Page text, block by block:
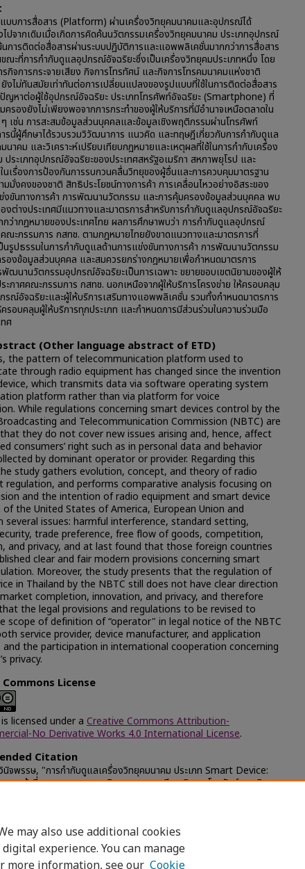
บบการสื่อสาร (Platform) ผ่านเครื่องวิทยุคมนาคมและอุปกรณ์ได้
ปจากเดิมเมื่อเกิดการคิดค้นนวัตกรรมเครื่องวิทยุคมนาคม ประเภทอุปกรณ์
นการติดต่อสื่อสารผ่านระบบปฏิบัติการและแอพพลิเคชั่นมากกว่าการสื่อสาร
ขณะที่การกำกับดูแลอุปกรณ์อัจฉริยะซึ่งเป็นเครื่องวิทยุคมประเภทหนึ่ง โดย
กิจการกระจายเสียง กิจการโทรทัศน์ และกิจการโทรคมนาคมแห่งชาติ
งไม่ทันสมัยเท่าทันต่อการเปลี่ยนแปลงของรูปแบบที่ใช้ในการติดต่อสื่อสาร
ญหาต่อผู้ใช้อุปกรณ์อัจฉริยะ ประเภทโทรศัพท์อัจฉริยะ (Smartphone) ที่
ครองยังไม่เพียงพอจากการกระทำของผู้ให้บริการที่มีอำนาจเหนือตลาดใน
เช่น การสะสมข้อมูลส่วนบุคคลและข้อมูลเชิงพฤติกรรมผ่านโทรศัพท์
ารนี้ผู้ศึกษาได้รวบรวมวิวัฒนาการ แนวคิด และทฤษฎีเกี่ยวกับการกำกับดูแล
นาคม และวิเคราะห์เปรียบเทียบกฎหมายและเหตุผลที่ใช้ในการกำกับเครื่อง
ประเภทอุปกรณ์อัจฉริยะของประเทศสหรัฐอเมริกา สหภาพยุโรป และ
นเรื่องการป้องกันการรบกวนคลื่นวิทยุของผู้อื่นและการควบคุมมาตรฐาน
มมั่งคงของชาติ สิทธิประโยชน์ทางการค้า การเคลื่อนไหวอย่างอิสระของ
งขันทางการค้า การพัฒนานวัตกรรม และการคุ้มครองข้อมูลส่วนบุคคล พบ
งต่างประเทศมีแนวทางและมาตรการสำหรับการกำกับดูแลอุปกรณ์อัจฉริยะ
ว่ากฎหมายของประเทศไทย ผลการศึกษาพบว่า การกำกับดูแลอุปกรณ์
ณะกรรมการ กสทช. ตามกฎหมายไทยยังขาดแนวทางและมาตรการที่
นรูปธรรมในการกำกับดูแลด้านการแข่งขันทางการค้า การพัฒนานวัตกรรม
องข้อมูลส่วนบุคคล และสมควรยกร่างกฎหมายเพื่อกำหนดมาตรการ
ฒนานวัตกรรมอุปกรณ์อัจฉริยะเป็นการเฉพาะ ขยายขอบเขตนิยามของผู้ให้
ะกาศคณะกรรมการ กสทช. นอกเหนือจากผู้ให้บริการโครงข่าย ให้ครอบคลุม
ณ์อัจฉริยะและผู้ให้บริการเสริมทางแอพพลิเคชั่น รวมทั้งกำหนดมาตรการ
รอบคลุมผู้ให้บริการทุกประเภท และกำหนดการมีส่วนร่วมในความร่วมมือ
ศ
(Other language abstract of ETD)
the pattern of telecommunication platform used to
through radio equipment has changed since the invention
which transmits data via software operating system
platform rather than via platform for voice
While regulations concerning smart devices control by the
and Telecommunication Commission (NBTC) are
they do not cover new issues arising and, hence, affect
consumers’ right such as in personal data and behavior
by dominant operator or provider. Regarding this
study gathers evolution, concept, and theory of radio
regulation, and performs comparative analysis focusing on
and the intention of radio equipment and smart device
the United States of America, European Union and
several issues: harmful interference, standard setting,
trade preference, free flow of goods, competition,
and privacy, and at last found that those foreign countries
clear and fair modern provisions concerning smart
Moreover, the study presents that the regulation of
in Thailand by the NBTC still does not have clear direction
completion, innovation, and privacy, and therefore
the legal provisions and regulations to be revised to
scope of definition of “operator" in legal notice of the NBTC
service provider, device manufacturer, and application
and the participation in international cooperation concerning
privacy.
License
licensed under a Creative Commons Attribution-
No Derivative Works 4.0 International License.
Citation
จพรรษ, "การกำกับดูแลเครื่องวิทยุคมนาคม ประเภท Smart Device:
ละหน้าที่ของคณะกรรมการกิจการกระจายเสียง กิจการโทรทัศน์ และกิจการ
may also use additional cookies
experience. You can manage
more information, see our Cookie